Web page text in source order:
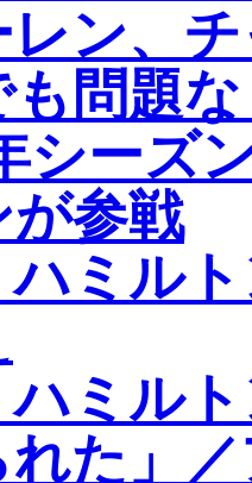
ン、
も問題
シーズ
が参戦
ミル
ミル
た」